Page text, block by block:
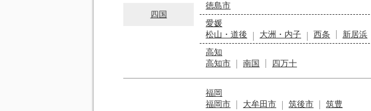
四国
徳島市
愛媛
松山・道後
大洲・内子 西条 新居浜
高知
高知市
南国 四万十
福岡
福岡市
大牟田市 筑後市
筑豊